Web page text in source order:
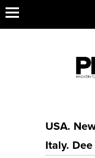
USA.
Italy.